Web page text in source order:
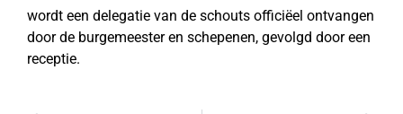
wordt een delegatie van de schouts officiëel ontvangen
door de burgemeester en schepenen, gevolgd door een
receptie.